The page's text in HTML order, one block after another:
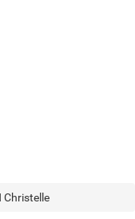
Christelle